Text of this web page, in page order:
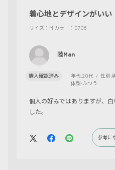
着心地とデザインがいい
サイズ：M カラー：0706
陸Man
購入確認済み 年代:20代 性別:
体型:ふつう
個人の好みではありますが、
した。
参考に